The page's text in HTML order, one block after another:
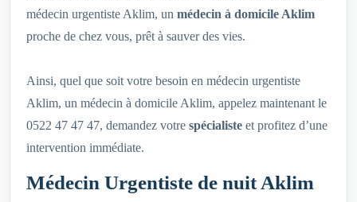
médecin urgentiste Aklim, un médecin à domicile Aklim
proche de chez vous, prêt à sauver des vies.
Ainsi, quel que soit votre besoin en médecin urgentiste
Aklim, un médecin à domicile Aklim, appelez maintenant le
0522 47 47 47, demandez votre spécialiste et profitez d’une
intervention immédiate.
Médecin Urgentiste de nuit Aklim